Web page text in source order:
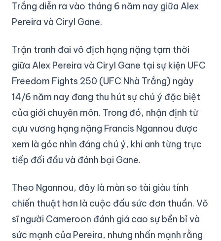
Trắng diễn ra vào tháng 6 năm nay giữa Alex
Pereira và Ciryl Gane.
Trận tranh đai vô địch hạng nặng tạm thời
giữa Alex Pereira và Ciryl Gane tại sự kiện UFC
Freedom Fights 250 (UFC Nhà Trắng) ngày
14/6 năm nay đang thu hút sự chú ý đặc biệt
của giới chuyên môn. Trong đó, nhận định từ
cựu vương hạng nặng Francis Ngannou được
xem là góc nhìn đáng chú ý, khi anh từng trực
tiếp đối đầu và đánh bại Gane.
Theo Ngannou, đây là màn so tài giàu tính
chiến thuật hơn là cuộc đấu sức đơn thuần. Võ
sĩ người Cameroon đánh giá cao sự bền bỉ và
sức mạnh của Pereira, nhưng nhấn mạnh rằng